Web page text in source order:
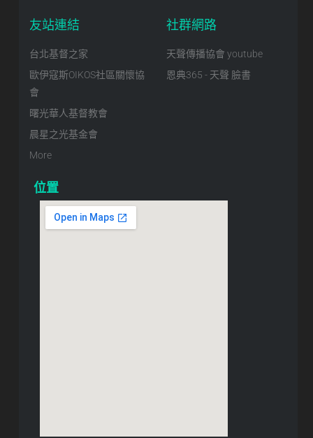
友站連結
台北基督之家
歐伊寇斯OIKOS社區關懷協
會
曙光華人基督教會
晨星之光基金會
More
社群網路
天聲傳播協會 youtube
恩典365 - 天聲 臉書
位置